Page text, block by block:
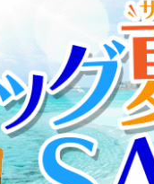
今から注文
の出荷スケジュ
配送に遅れが生じ
・パーセル 1853オー
の高評価！樹